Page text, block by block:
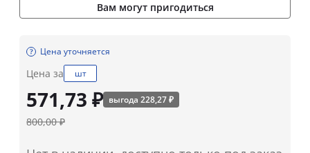
Вам могут пригодиться
Цена уточняется
Цена за шт
571,73 ₽ выгода 228,27 ₽
800,00 ₽